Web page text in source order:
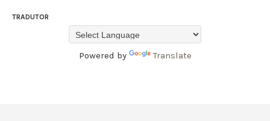
TRADUTOR
Powered by Translate